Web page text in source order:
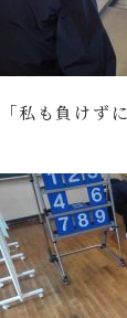
「私も負けず